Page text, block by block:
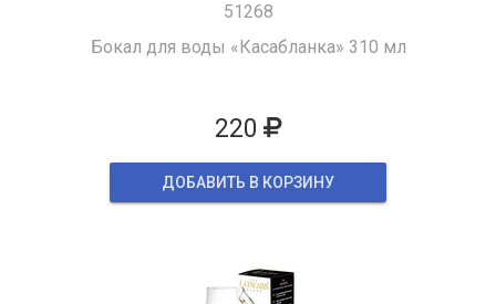
51268
Бокал для воды «Касабланка» 310 мл
220
ДОБАВИТЬ В КОРЗИНУ